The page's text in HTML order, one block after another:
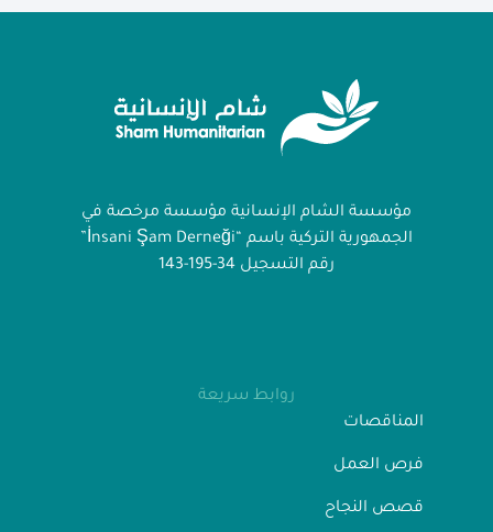
مؤسسة الشام الإنسانية مؤسسة مرخصة في
الجمهورية التركية باسم “İnsani Şam Derneği”
رقم التسجيل 34-195-143
روابط سريعة
المناقصات
فرص العمل
قصص النجاح